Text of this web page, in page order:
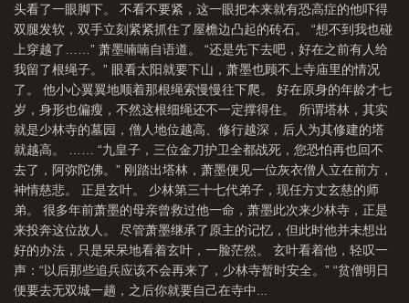
头看了一眼脚下。 不看不要紧，这一眼把本来就有恐高症的他吓得
双腿发软，双手立刻紧紧抓住了屋檐边凸起的砖石。 “想不到我也碰
上穿越了……” 萧墨喃喃自语道。 “还是先下去吧，好在之前有人给
我留了根绳子。” 眼看太阳就要下山，萧墨也顾不上寺庙里的情况
了。 他小心翼翼地顺着那根绳索慢慢往下爬。 好在原身的年龄才七
岁，身形也偏瘦，不然这根细绳还不一定撑得住。 所谓塔林，其实
就是少林寺的墓园，僧人地位越高、修行越深，后人为其修建的塔
就越高。 …… “九皇子，三位金刀护卫全都战死，您恐怕再也回不
去了，阿弥陀佛。” 刚踏出塔林，萧墨便见一位灰衣僧人立在前方，
神情慈悲。 正是玄叶。 少林第三十七代弟子，现任方丈玄慈的师
弟。 很多年前萧墨的母亲曾救过他一命，萧墨此次来少林寺，正是
来投奔这位故人。 尽管萧墨继承了原主的记忆，但此时他并未想出
好的办法，只是呆呆地看着玄叶，一脸茫然。 玄叶看着他，轻叹一
声：“以后那些追兵应该不会再来了，少林寺暂时安全。” “贫僧明日
便要去无双城一趟，之后你就要自己在寺中...